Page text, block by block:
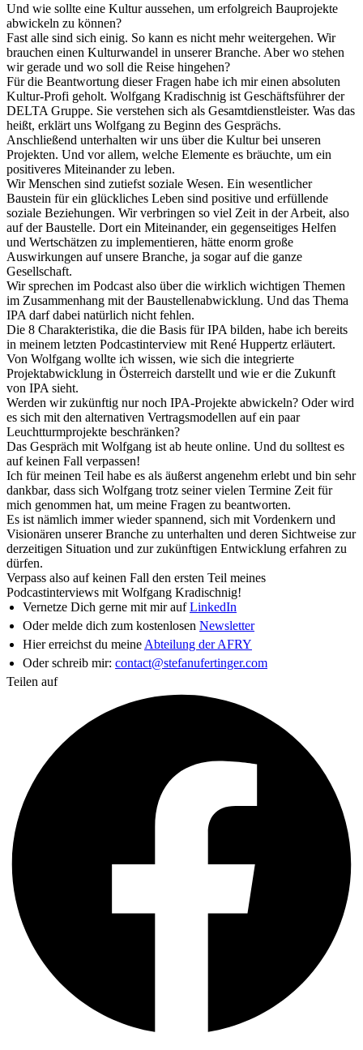
Und wie sollte eine Kultur aussehen, um erfolgreich Bauprojekte
abwickeln zu können?
Fast alle sind sich einig. So kann es nicht mehr weitergehen. Wir
brauchen einen Kulturwandel in unserer Branche. Aber wo stehen
wir gerade und wo soll die Reise hingehen?
Für die Beantwortung dieser Fragen habe ich mir einen absoluten
Kultur-Profi geholt. Wolfgang Kradischnig ist Geschäftsführer der
DELTA Gruppe. Sie verstehen sich als Gesamtdienstleister. Was das
heißt, erklärt uns Wolfgang zu Beginn des Gesprächs.
Anschließend unterhalten wir uns über die Kultur bei unseren
Projekten. Und vor allem, welche Elemente es bräuchte, um ein
positiveres Miteinander zu leben.
Wir Menschen sind zutiefst soziale Wesen. Ein wesentlicher
Baustein für ein glückliches Leben sind positive und erfüllende
soziale Beziehungen. Wir verbringen so viel Zeit in der Arbeit, also
auf der Baustelle. Dort ein Miteinander, ein gegenseitiges Helfen
und Wertschätzen zu implementieren, hätte enorm große
Auswirkungen auf unsere Branche, ja sogar auf die ganze
Gesellschaft.
Wir sprechen im Podcast also über die wirklich wichtigen Themen
im Zusammenhang mit der Baustellenabwicklung. Und das Thema
IPA darf dabei natürlich nicht fehlen.
Die 8 Charakteristika, die die Basis für IPA bilden, habe ich bereits
in meinem letzten Podcastinterview mit René Huppertz erläutert.
Von Wolfgang wollte ich wissen, wie sich die integrierte
Projektabwicklung in Österreich darstellt und wie er die Zukunft
von IPA sieht.
Werden wir zukünftig nur noch IPA-Projekte abwickeln? Oder wird
es sich mit den alternativen Vertragsmodellen auf ein paar
Leuchtturmprojekte beschränken?
Das Gespräch mit Wolfgang ist ab heute online. Und du solltest es
auf keinen Fall verpassen!
Ich für meinen Teil habe es als äußerst angenehm erlebt und bin sehr
dankbar, dass sich Wolfgang trotz seiner vielen Termine Zeit für
mich genommen hat, um meine Fragen zu beantworten.
Es ist nämlich immer wieder spannend, sich mit Vordenkern und
Visionären unserer Branche zu unterhalten und deren Sichtweise zur
derzeitigen Situation und zur zukünftigen Entwicklung erfahren zu
dürfen.
Verpass also auf keinen Fall den ersten Teil meines
Podcastinterviews mit Wolfgang Kradischnig!
Vernetze Dich gerne mit mir aufLinkedIn
Oder melde dich zum kostenlosen Newsletter
Hier erreichst du meine Abteilung der AFRY
Oder schreib mir: contact@stefanufertinger.com
Teilen auf